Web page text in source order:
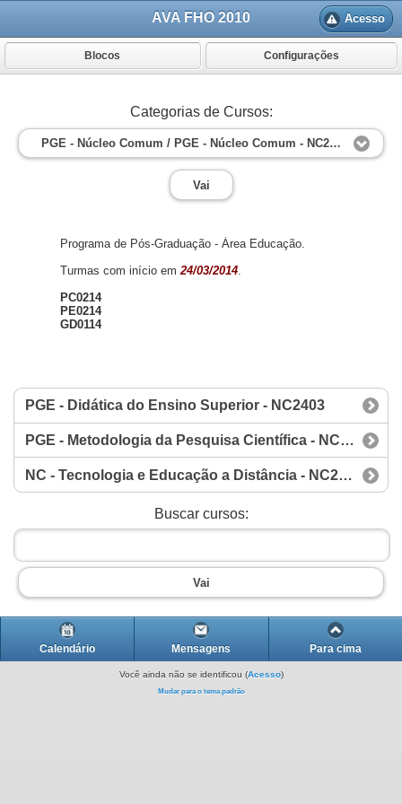
AVA FHO 2010 Acesso
Blocos Configurações
Categorias de Cursos:
PGE - Núcleo Comum / PGE - Núcleo Comum - NC2403
Vai
Programa de Pós-Graduação - Área Educação.
Turmas com início em24/03/2014.
PC0214
PE0214
GD0114
PGE - Didática do Ensino Superior - NC2403
PGE - Metodologia da Pesquisa Científica - NC2403
NC - Tecnologia e Educação a Distância - NC2403
Buscar cursos:
Vai
Calendário Mensagens Para cima
Você ainda não se identificou (Acesso)
Mudar para o tema padrão